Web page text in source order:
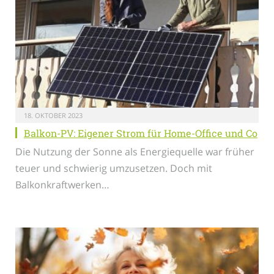
18. OKTOBER 2023
Balkon-PV: Eigener Strom für Home-Office und Co
Die Nutzung der Sonne als Energiequelle war früher
teuer und schwierig umzusetzen. Doch mit
Balkonkraftwerken…